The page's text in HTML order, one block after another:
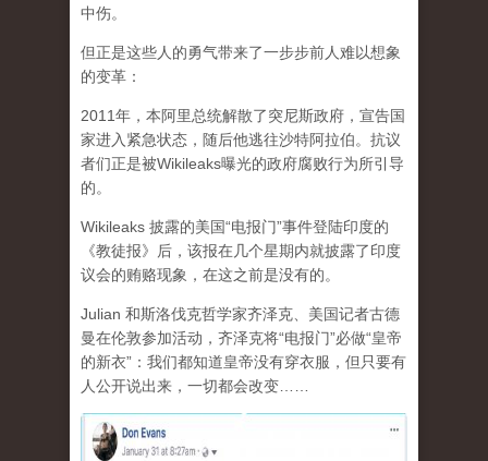
中伤。
但正是这些人的勇气带来了一步步前人难以想象
的变革：
2011年，本阿里总统解散了突尼斯政府，宣告国
家进入紧急状态，随后他逃往沙特阿拉伯。抗议
者们正是被Wikileaks曝光的政府腐败行为所引导
的。
Wikileaks 披露的美国“电报门”事件登陆印度的
《教徒报》后，该报在几个星期内就披露了印度
议会的贿赂现象，在这之前是没有的。
Julian 和斯洛伐克哲学家齐泽克、美国记者古德
曼在伦敦参加活动，齐泽克将“电报门”必做“皇帝
的新衣”：我们都知道皇帝没有穿衣服，但只要有
人公开说出来，一切都会改变……